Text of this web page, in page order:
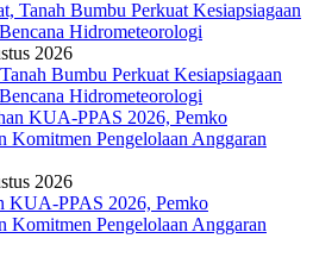
2026
Bumbu Perkuat Kesiapsiagaan
Hidrometeorologi
2026
KUA-PPAS 2026, Pemko
Komitmen Pengelolaan Anggaran